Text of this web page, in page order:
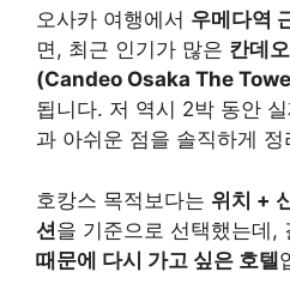
오사카 여행에서 우메다역
면, 최근 인기가 많은 칸데
(Candeo Osaka The
됩니다. 저 역시 2박 동안
과 아쉬운 점을 솔직하게 정
호캉스 목적보다는 위치 +
션을 기준으로 선택했는데,
때문에 다시 가고 싶은 호텔